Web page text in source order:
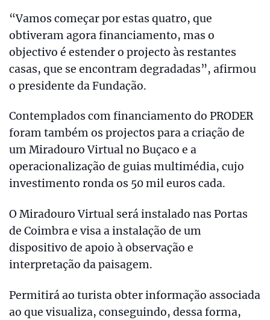
“Vamos começar por estas quatro, que
obtiveram agora financiamento, mas o
objectivo é estender o projecto às restantes
casas, que se encontram degradadas”, afirmou
o presidente da Fundação.
Contemplados com financiamento do PRODER
foram também os projectos para a criação de
um Miradouro Virtual no Buçaco e a
operacionalização de guias multimédia, cujo
investimento ronda os 50 mil euros cada.
O Miradouro Virtual será instalado nas Portas
de Coimbra e visa a instalação de um
dispositivo de apoio à observação e
interpretação da paisagem.
Permitirá ao turista obter informação associada
ao que visualiza, conseguindo, dessa forma,